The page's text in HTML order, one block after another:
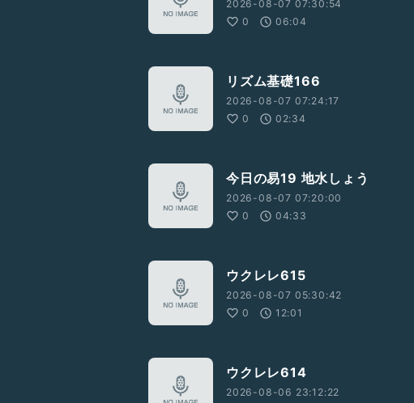
2026-08-07 07:30:54
0
06:04
リズム基礎166
2026-08-07 07:24:17
0
02:34
今日の易19 地水しょう
2026-08-07 07:20:00
0
04:33
ウクレレ615
2026-08-07 05:30:42
0
12:01
ウクレレ614
2026-08-06 23:12:22